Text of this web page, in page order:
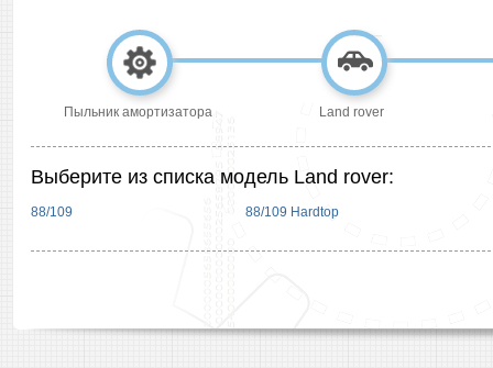
Пыльник амортизатора Land rover
Выберите из списка модель Land rover:
88/109 88/109 Hardtop